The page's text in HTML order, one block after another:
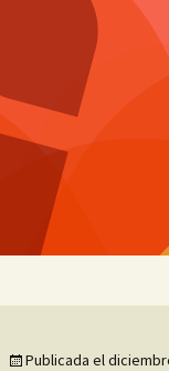
Publicada el